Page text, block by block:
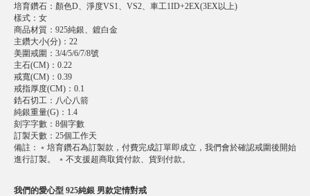
培育鑽石 ： 顏色D、淨度VS1、VS2、車工1ID+2EX(3EX以上)
樣式 ： 女
商品材質 ： 925純銀、鍍白金
主鑽大小(分) ： 22
美圍戒圍 ： 3/4/5/6/7/8號
主石(CM) ： 0.22
戒寬(CM) ： 0.39
戒指厚度(CM) ： 0.1
鋯石切工 ： 八心八箭
純銀重量(G) ： 1.4
刻字字數 ： 8個字數
訂製天數 ： 25個工作天
備註 ： ﹡培育鑽石為訂製款，付費完成訂單即成立，我們會於確認戒圍後開始
進行訂製。 ﹡不支援超商取貨付款、貨到付款。
我們的愛心型 925純銀 男款定情對戒